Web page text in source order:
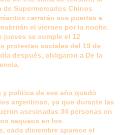
de Supermercados Chinos
cerrarán sus puertas a
el viernes por la noche.
jueves se cumple el 12
protestas sociales del 19 de
después, obligaron a De la
política de ese año quedó
argentinos, ya que durante las
asesinadas 34 personas en
saqueos en los
cada diciembre aparece el